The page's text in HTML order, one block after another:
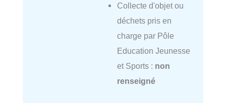
Collecte d'objet ou
déchets pris en
charge par Pôle
Education Jeunesse
et Sports : non
renseigné